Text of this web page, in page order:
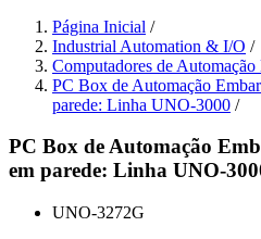
Página Inicial /
Industrial Automation & I/O /
Computadores de Automação
PC Box de Automação
parede: Linha UNO-3000 /
PC Box de Automação
em parede: Linha UNO-
UNO-3272G